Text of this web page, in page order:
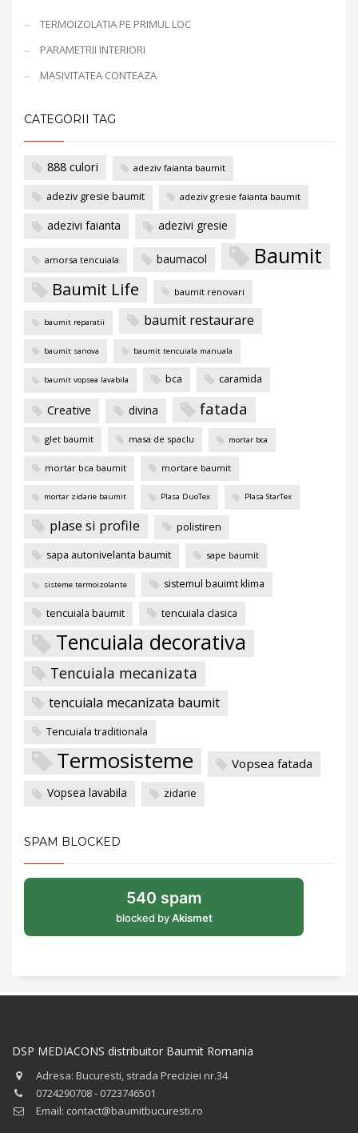
TERMOIZOLATIA PE PRIMUL LOC
PARAMETRII INTERIORI
MASIVITATEA CONTEAZA
CATEGORII TAG
888 culori adeziv faianta baumit
adeziv gresie baumit adeziv gresie faianta baumit
adezivi faianta adezivi gresie
amorsa tencuiala baumacol Baumit
Baumit Life baumit renovari
baumit reparatii baumit restaurare
baumit sanova baumit tencuiala manuala
baumit vopsea lavabila bca caramida
Creative divina fatada
glet baumit masa de spaclu mortar bca
mortar bca baumit mortare baumit
mortar zidarie baumit Plasa DuoTex Plasa StarTex
plase si profile polistiren
sapa autonivelanta baumit sape baumit
sisteme termoizolante sistemul bauimt klima
tencuiala baumit tencuiala clasica
Tencuiala decorativa
Tencuiala mecanizata
tencuiala mecanizata baumit
Tencuiala traditionala
Termosisteme Vopsea fatada
Vopsea lavabila zidarie
SPAM BLOCKED
540 spam
blocked byAkismet
DSP MEDIACONS distribuitor Baumit Romania
Adresa: Bucuresti, strada Preciziei nr.34
0724290708 - 0723746501
Email: contact@baumitbucuresti.ro